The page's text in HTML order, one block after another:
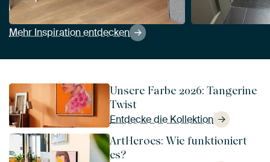
Mehr Inspiration entdecken
Unsere Farbe 2026: Tangerine
Twist
Entdecke die Kollektion
ArtHeroes: Wie funktioniert
es?